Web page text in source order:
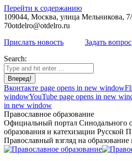
Перейти к содержанию
109044, Москва, улица Мельникова,
70otdelro@otdelro.ru
Прислать новость
Задать вопрос
Search:
Вконтакте page opens in new window
windowYouTube page opens in new
in new window
Православное образование
Официальный портал Синодального
образования и катехизации Русской
Православный взгляд на образование